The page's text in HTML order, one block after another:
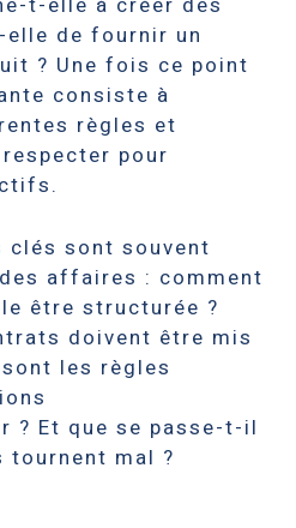
de fournir un
? Une fois ce point
consiste à
règles et
pour
clés sont souvent
affaires : comment
être structurée ?
doivent être mis
les règles
? Et que se passe-t-il
tournent mal ?